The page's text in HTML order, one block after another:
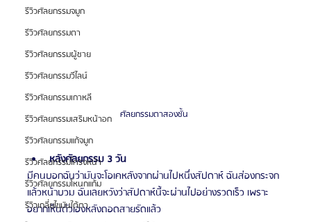
รีวิวศัลยกรรมจมูก
รีวิวศัลยกรรมตา
รีวิวศัลยกรรมผู้ชาย
รีวิวศัลยกรรมวีไลน์
รีวิวศัลยกรรมเกาหลี
รีวิวศัลยกรรมเสริมหน้าอก
รีวิวศัลยกรรมแก้จมูก
รีวิวศัลยกรรมโครงหน้า
รีวิวศัลยกรรมโหนกแก้ม
รีวิวเกลี่ยไขมันใต้ตา
ศัลยกรรมตาสองชั้น
หลังศัลยกรรม 3 วัน
มีคนบอกฉันว่ามันจะโอเคหลังจากผ่านไปหนึ่งสัปดาห์ ฉันส่องกระจก
แล้วหน้าบวม ฉันเลยหวังว่าสัปดาห์นี้จะผ่านไปอย่างรวดเร็ว เพราะ
อยากเห็นตัวเองหลังถอดสายรัดแล้ว